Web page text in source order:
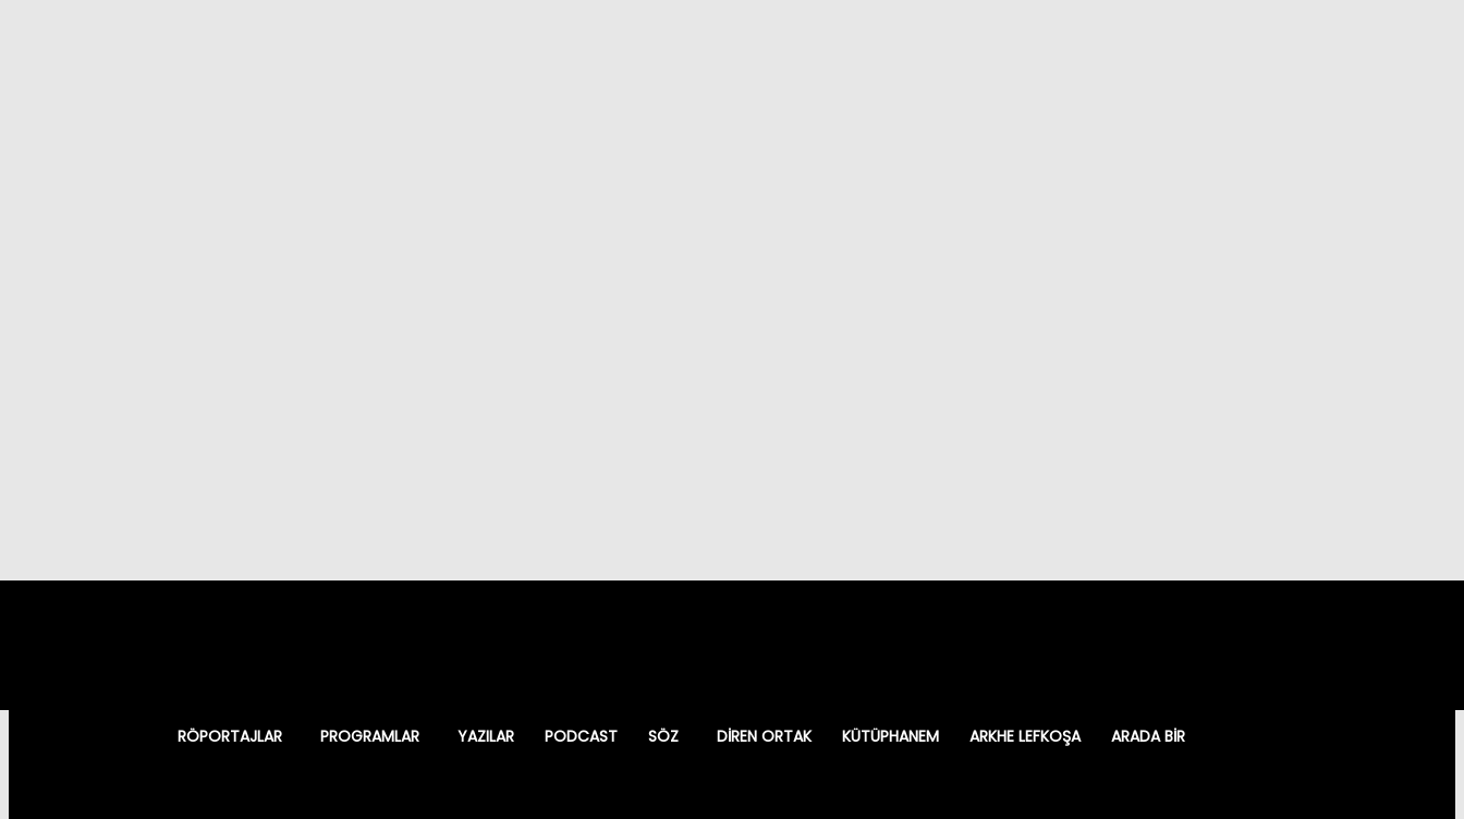
RÖPORTAJLAR PROGRAMLAR YAZILAR PODCAST SÖZ DIREN ORTAK KÜTÜPHANEM ARKHE LEFKOŞA ARADA BIR